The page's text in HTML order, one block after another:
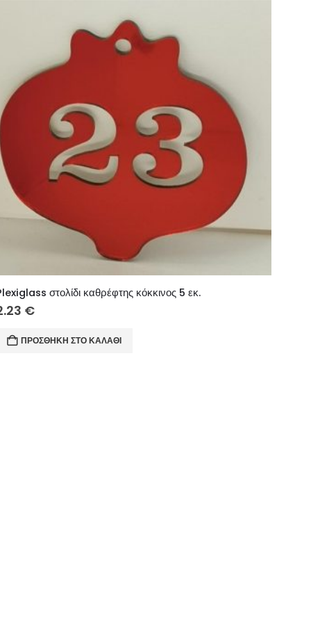
στολίδι καθρέφτης κόκκινος 5 εκ.
€
ΠΡΟΣΘΉΚΗ ΣΤΟ ΚΑΛΆΘΙ